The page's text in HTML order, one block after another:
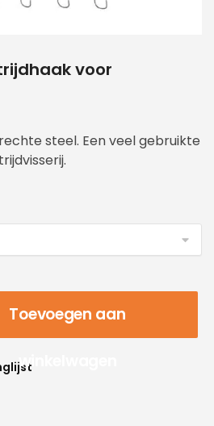
voor
steel. Een veel gebruikte
Toevoegen aan
winkelwagen